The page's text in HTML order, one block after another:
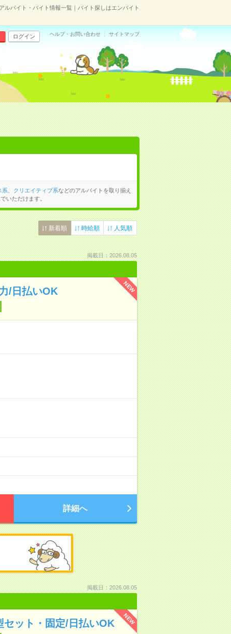
ルバイト・バイト情報一覧｜バイト探しはエンバイト
ログイン ヘルプ・お問い合わせ サイトマップ
系 クリエイティブ系などのアルバイトを取り揃え
いただけます。
新着順 時給順 人気順
掲載日：2026.08.05
NEW
/日払いOK
詳細へ
掲載日：2026.08.05
NEW
セット・固定/日払いOK